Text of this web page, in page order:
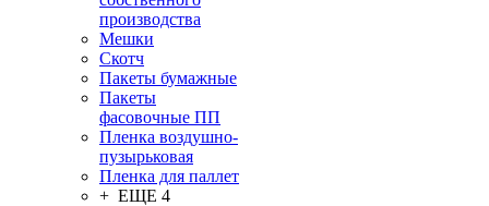
производства
Мешки
Скотч
Пакеты бумажные
Пакеты
фасовочные ПП
Пленка воздушно-
пузырьковая
Пленка для паллет
+ ЕЩЕ 4